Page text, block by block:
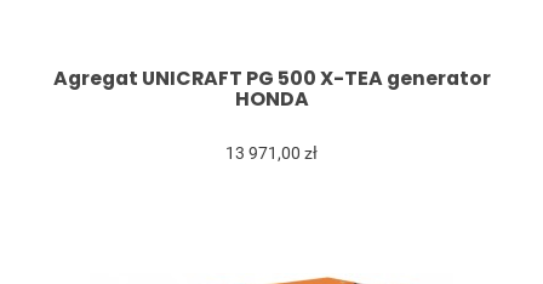
Agregat UNICRAFT PG 500 X-TEA generator
HONDA
13 971,00 zł